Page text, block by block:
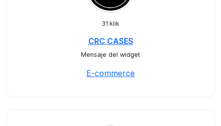
31 klik
CRC CASES
Mensaje del widget
E-commerce